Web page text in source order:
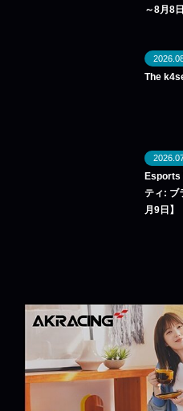
～8月8日
The
Esports
ティ: ブ
月9日】